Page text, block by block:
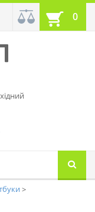
0